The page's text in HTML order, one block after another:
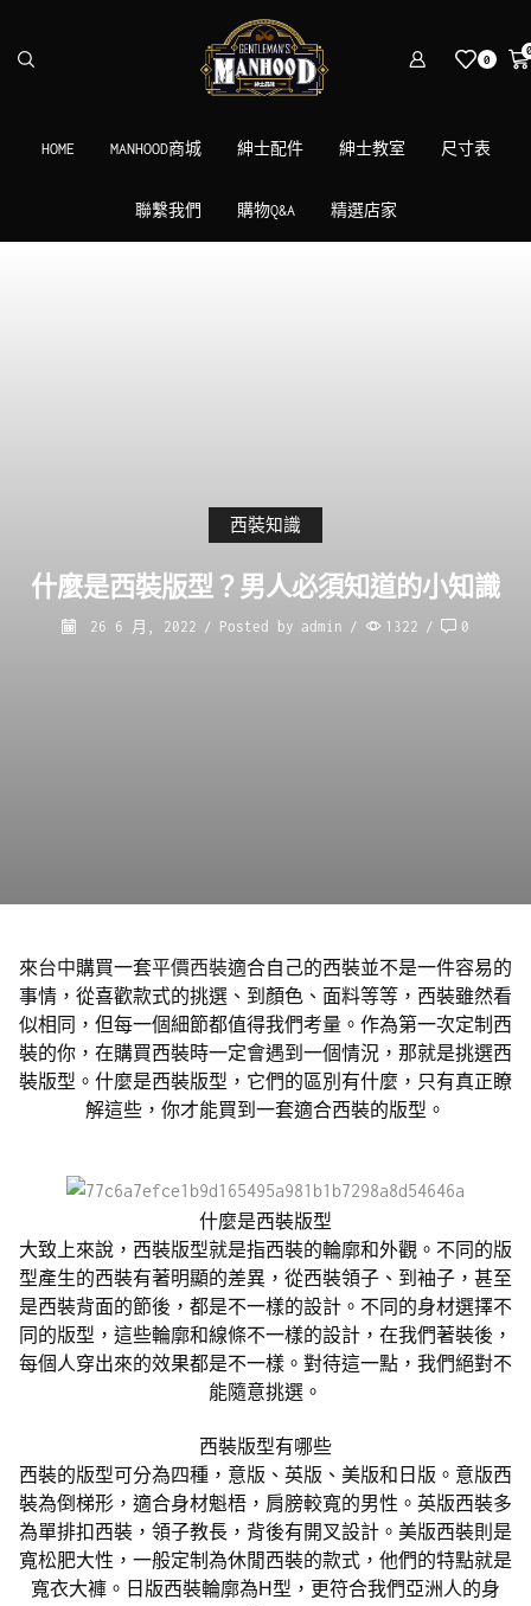
0
HOME MANHOOD商城 紳士配件 紳士教室 尺寸表
聯繫我們 購物Q&A 精選店家
西裝知識
什麼是西裝版型？男人必須知道的小知識
26 6 月, 2022 / Posted by admin / 1322 / 0
來台中購買一套平價西裝適合自己的西裝並不是一件容易的
事情，從喜歡款式的挑選、到顏色、面料等等，西裝雖然看
似相同，但每一個細節都值得我們考量。作為第一次定制西
裝的你，在購買西裝時一定會遇到一個情況，那就是挑選西
裝版型。什麼是西裝版型，它們的區別有什麼，只有真正瞭
解這些，你才能買到一套適合西裝的版型。
什麼是西裝版型
大致上來說，西裝版型就是指西裝的輪廓和外觀。不同的版
型產生的西裝有著明顯的差異，從西裝領子、到袖子，甚至
是西裝背面的節後，都是不一樣的設計。不同的身材選擇不
同的版型，這些輪廓和線條不一樣的設計，在我們著裝後，
每個人穿出來的效果都是不一樣。對待這一點，我們絕對不
能隨意挑選。
西裝版型有哪些
西裝的版型可分為四種，意版、英版、美版和日版。意版西
裝為倒梯形，適合身材魁梧，肩膀較寬的男性。英版西裝多
為單排扣西裝，領子教長，背後有開叉設計。美版西裝則是
寬松肥大性，一般定制為休閒西裝的款式，他們的特點就是
寬衣大褲。日版西裝輪廓為H 型，更符合我們亞洲人的身